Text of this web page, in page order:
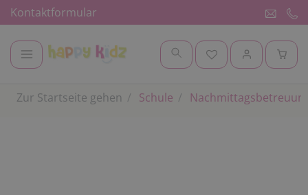
Kontaktformular
Zur Startseite gehen Schule